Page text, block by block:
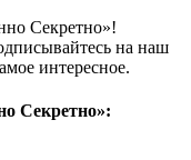
Секретно»!
на наш
интересное.
Секретно»: